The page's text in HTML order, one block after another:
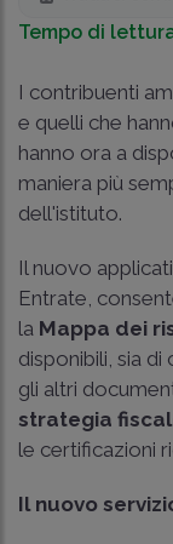
Tempo di
I contribuenti
e quelli che
hanno ora a
maniera più
dell'istituto.
Il nuovo
Entrate,
la Mappa dei
disponibili, sia
gli altri
strategia
le certificazioni
Il nuovo